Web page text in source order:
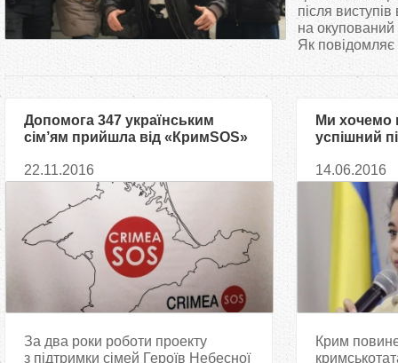
після
на окупований
Як повідомляє
Допомога 347 українським
сім’ям прийшла від «КримSOS»
22.11.2016
За два роки роботи проекту
з підтримки сімей Героїв Небесної
Ми хочемо
успішний
14.06.2016
Крим